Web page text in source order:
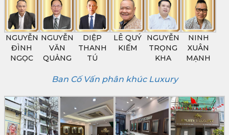
NGUYỄN
ĐÌNH
NGỌC
NGUYỄN
VĂN
QUẢNG
DIỆP
THANH
TÚ
LÊ QUÝ
KIẾM
NGUYỄN
TRỌNG
KHA
NINH
XUÂN
MẠNH
Ban Cố Vấn phân khúc Luxury